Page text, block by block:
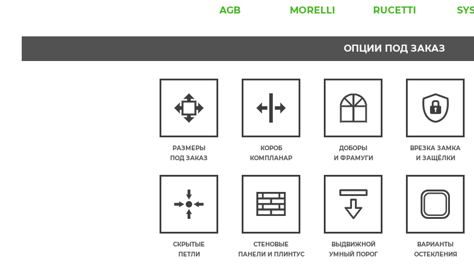
AGB MORELLI RUCETTI
ОПЦИИ ПОД ЗАКАЗ
РАЗМЕРЫ
ПОД ЗАКАЗ
КОРОБ
КОМПЛАНАР
ДОБОРЫ
И ФРАМУГИ
ВРЕЗКА ЗАМКА
И ЗАЩЁЛКИ
СКРЫТЫЕ
ПЕТЛИ
СТЕНОВЫЕ
ПАНЕЛИ И ПЛИНТУС
ВЫДВИЖНОЙ
УМНЫЙ ПОРОГ
ВАРИАНТЫ
ОСТЕКЛЕНИЯ